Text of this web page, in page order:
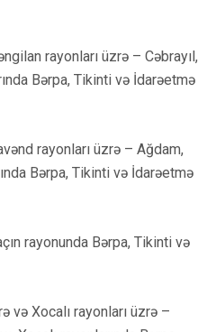
rayonları üzrə – Cəbrayıl,
Bərpa, Tikinti və İdarəetmə
rayonları üzrə – Ağdam,
Bərpa, Tikinti və İdarəetmə
rayonunda Bərpa, Tikinti və
və Xocalı rayonları üzrə –